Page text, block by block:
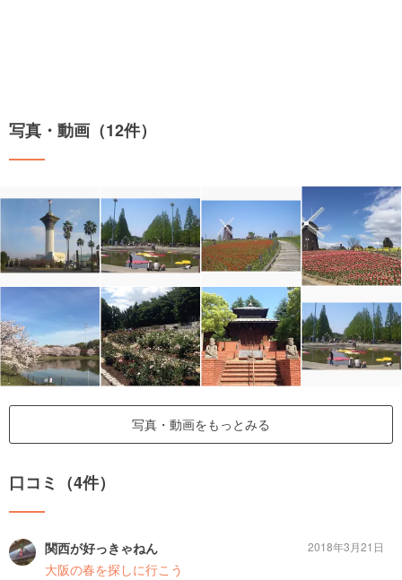
写真・動画（12件）
写真・動画をもっとみる
口コミ（4件）
関西が好っきゃねん
大阪の春を探しに行こう
2018年3月21日